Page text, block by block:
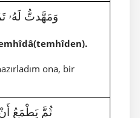
5507|74|14|وَمَهَّدتُّ
ona, bir
5508|74|15|ثُمَّ